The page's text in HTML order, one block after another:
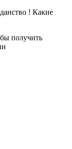
! Какие
получить